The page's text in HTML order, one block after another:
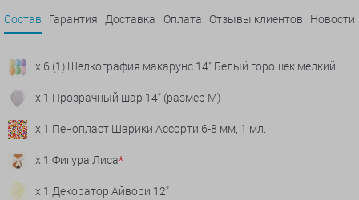
Состав Гарантия Доставка Оплата Отзывы клиентов Новости
x 6 (1) Шелкография макарунс 14" Белый горошек мелкий
x 1 Прозрачный шар 14" (размер М)
x 1 Пенопласт Шарики Ассорти 6-8 мм, 1 мл.
x 1 Фигура Лиса*
x 1 Декоратор Айвори 12"